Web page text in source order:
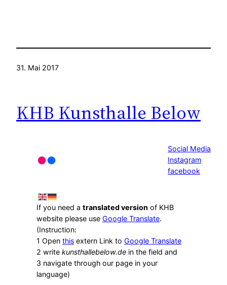
31. Mai 2017
KHB Kunsthalle Below
Social Media
Instagram
facebook
If you need a translated version of KHB
website please use Google Translate.
(Instruction:
1 Open this extern Link to Google Translate
2 write kunsthallebelow.de in the field and
3 navigate through our page in your
language)